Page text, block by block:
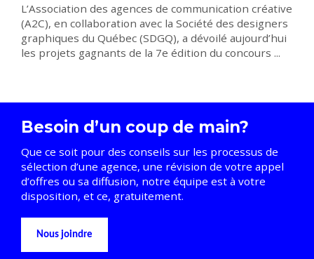
L’Association des agences de communication créative
(A2C), en collaboration avec la Société des designers
graphiques du Québec (SDGQ), a dévoilé aujourd’hui
les projets gagnants de la 7e édition du concours ...
Besoin d’un coup de main?
Que ce soit pour des conseils sur les processus de
sélection d’une agence, une révision de votre appel
d’offres ou sa diffusion, notre équipe est à votre
disposition, et ce, gratuitement.
Nous joindre